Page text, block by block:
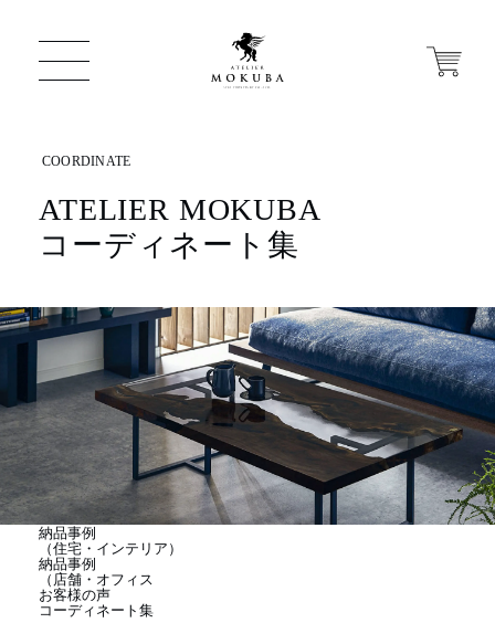
ONLINE STORE
一枚板 ATELIER MOKUBA HOME
MOKUBA について
商品情報
直営店
ATELIER MOKUBA
コーディネート集
納品事例
（住宅・インテリア）
納品事例
（店舗・オフィス
お客様の声
コーディネート集